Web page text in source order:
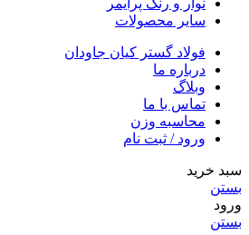
نوار و رنگ پرایمر
سایر محصولات
فولاد گستر کیان جاودان
درباره ما
وبلاگ
تماس با ما
محاسبه وزن
ورود / ثبت نام
سبد خرید
بستن
ورود
بستن